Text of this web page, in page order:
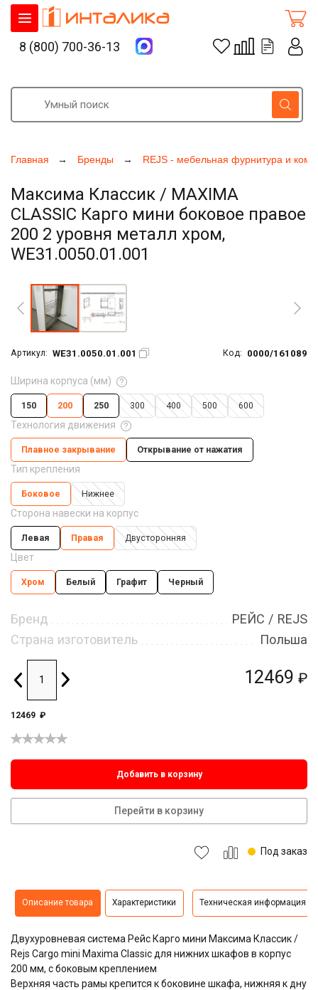
Главная Бренды REJS - мебельная фурнитура и
Максима Классик / MAXIMA
CLASSIC Карго мини боковое правое
200 2 уровня металл хром,
WE31.0050.01.001
Артикул: WE31.0050.01.001 Код: 0000/161089
12469 ₽
Ширина корпуса (мм)
150 200 250 300 400 500 600
Технология движения
Плавное закрывание Открывание от нажатия
Тип крепления
Боковое Нижнее
Сторона навески на корпус
Левая Правая Двусторонняя
Цвет
Хром Белый Графит Черный
Бренд
РЕЙС / REJS
Страна изготовитель
Польша
12469 ₽
Добавить в корзину
Перейти в корзину
Под заказ
Описание товара Характеристики Техническая информация
Двухуровневая система Рейс Карго мини Максима Классик /
Rejs Cargo mini Maxima Classic для нижних шкафов в корпус
200 мм, с боковым креплением
Верхняя часть рамы крепится к боковине шкафа, нижняя к дну
8 (800) 700-36-13